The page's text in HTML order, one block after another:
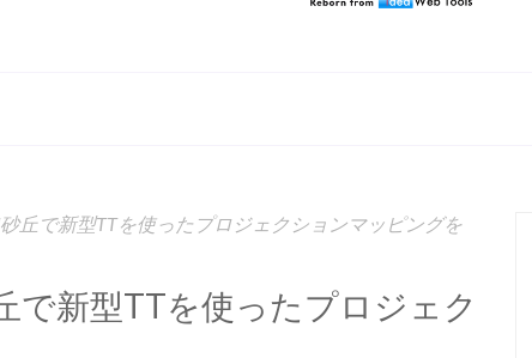
丘で新型TTを使ったプロジェクションマッピングを
で新型TTを使ったプロジェク